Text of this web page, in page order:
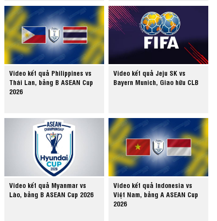
Video kết quả Philippines vs
Thái Lan, bảng B ASEAN Cup
2026
Video kết quả Jeju SK vs
Bayern Munich, Giao hữu CLB
Video kết quả Myanmar vs
Lào, bảng B ASEAN Cup 2026
Video kết quả Indonesia vs
Việt Nam, bảng A ASEAN Cup
2026